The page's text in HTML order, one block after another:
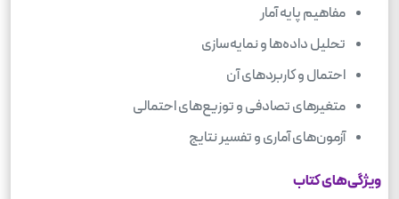
مفاهیم پایه آمار
تحلیل داده‌ها و نمایه‌سازی
احتمال و کاربردهای آن
متغیرهای تصادفی و توزیع‌های احتمالی
آزمون‌های آماری و تفسیر نتایج
ویژگی‌های کتاب